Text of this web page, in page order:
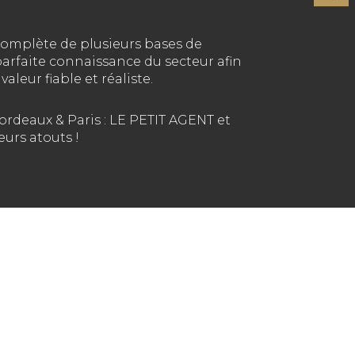
de plusieurs bases de
connaissance du secteur afin
fiable et réaliste.
& Paris : LE PETIT AGENT et
atouts !